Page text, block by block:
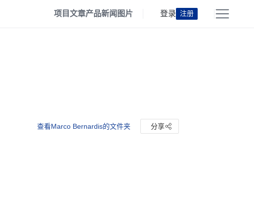
项目文章产品新闻 图片 登录 注册
查看Marco Bernardis的文件夹 分享